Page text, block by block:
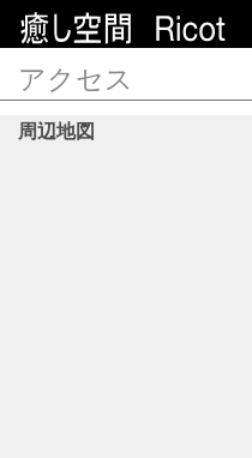
アクセス
周辺地図